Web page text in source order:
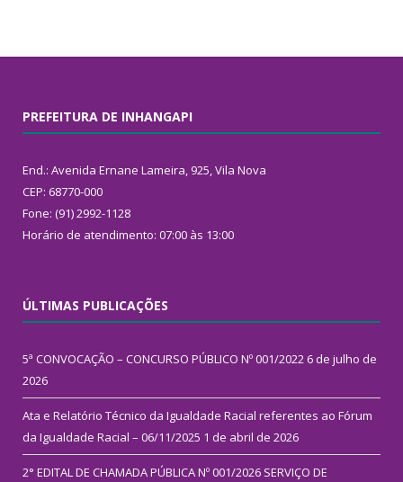
PREFEITURA DE INHANGAPI
End.: Avenida Ernane Lameira, 925, Vila Nova
CEP: 68770-000
Fone: (91) 2992-1128
Horário de atendimento: 07:00 às 13:00
ÚLTIMAS PUBLICAÇÕES
5ª CONVOCAÇÃO – CONCURSO PÚBLICO Nº 001/2022 6 de julho de
2026
Ata e Relatório Técnico da Igualdade Racial referentes ao Fórum
da Igualdade Racial – 06/11/2025 1 de abril de 2026
2° EDITAL DE CHAMADA PÚBLICA Nº 001/2026 SERVIÇO DE